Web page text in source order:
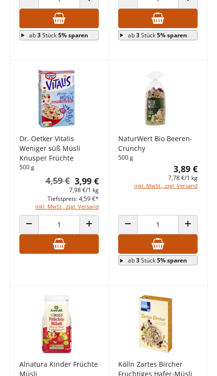
ANZAHL VERRINGERN ANZAHL ERHÖHEN
ab3Stück5% sparen
ANZAHL VERRINGERN ANZAHL
ab3Stück5% sparen
Dr. Oetker Vitalis
Weniger süß Müsli
Knusper Früchte
500 g
3,99 €
4,59 €
7,98 €/1 kg
inkl. MwSt., zzgl. Versand
Tiefstpreis: 4,59 €*
ANZAHL VERRINGERN ANZAHL ERHÖHEN
NaturWert Bio Beeren-
Crunchy
500 g
3,89 €
7,78 €/1 kg
inkl. MwSt., zzgl. Versand
ANZAHL VERRINGERN ANZAHL
ab3Stück5% sparen
Alnatura Kinder Früchte
Müsli
Kölln Zartes Bircher
Fruchtiges Hafer-Müsli